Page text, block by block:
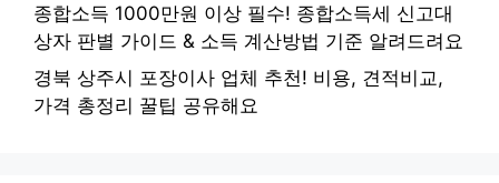
종합소득 1000만원 이상 필수! 종합소득세 신고대
상자 판별 가이드 & 소득 계산방법 기준 알려드려요
경북 상주시 포장이사 업체 추천! 비용, 견적비교,
가격 총정리 꿀팁 공유해요